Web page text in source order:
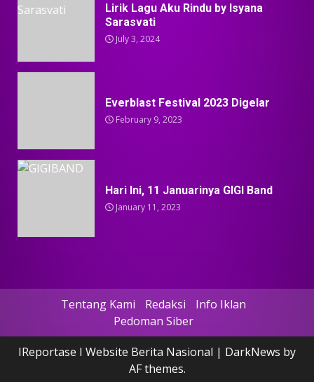
Lirik Lagu Aku Rindu by Isyana
Sarasvati
July 3, 2024
Everblast Festival 2023 Digelar
February 9, 2023
Hari Ini, 11 Januarinya GIGI Band
January 11, 2023
Tentang Kami Redaksi
Info Iklan
Pedoman Siber
IReportase I Website Berita Nasional | DarkNews by
AF themes.